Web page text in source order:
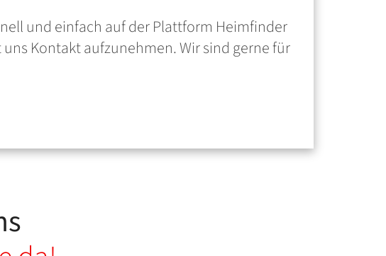
und einfach auf der Plattform Heimfinder
Kontakt aufzunehmen. Wir sind gerne für